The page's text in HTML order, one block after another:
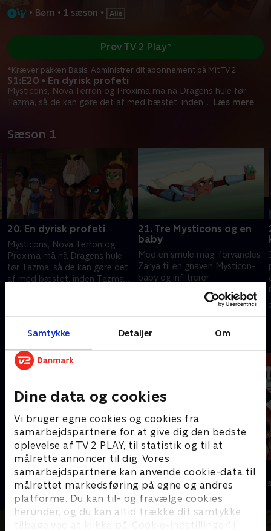
Samtykke Detaljer Om
Dine data og cookies
Vi bruger egne cookies og cookies fra
samarbejdspartnere for at give dig den bedste
oplevelse af TV 2 PLAY, til statistik og til at
målrette annoncer til dig. Vores
samarbejdspartnere kan anvende cookie-data til
målrettet markedsføring på egne og andres
platforme. Du kan til- og fravælge cookies
herunder, og du kan altid trække dit samtykke
tilbage ved at klikke på ’Cookie-indstillinger’ i
• Børn • 1 sæson •
S1:E20 • En dyrisk profeti
Mysticons, Nova Terron og Proxima må nå Dragens hule før
Tazma, så de kan gøre det af med bæstet, inden... Læs mere
Prøv TV 2 Play*
*Kræver pakken Basis. Administrer dit abonnement på Mit TV 2.
Sæson 1
20. En dyrisk profeti
Mysticons, Nova Terron og
Proxima må nå Dragens hule
før Tazma, så de kan gøre det
af med bæstet, inden Tazma
21. Tre Mysticons og en
baby
Med en smule magi forvandles
Zarya til en gnaven Mysticon-
baby og infiltrerer
oplysninger på Arkaynas
23. december 2023 • 21 min
Andre så også
Totally Spies
Børneserier • 2 sæsoner
Miraculous
Børneserier • 3